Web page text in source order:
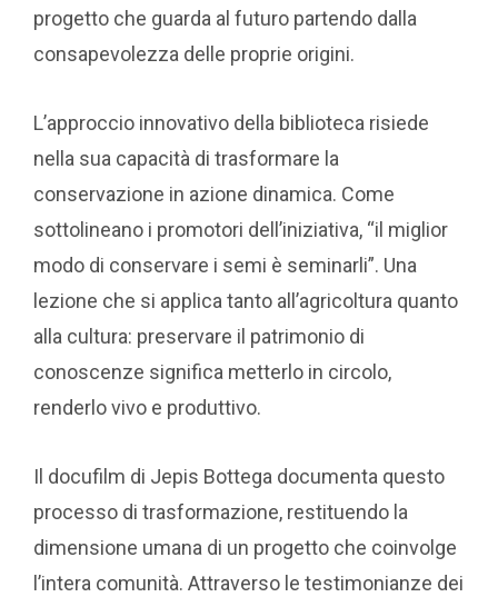
progetto che guarda al futuro partendo dalla
consapevolezza delle proprie origini.
L’approccio innovativo della biblioteca risiede
nella sua capacità di trasformare la
conservazione in azione dinamica. Come
sottolineano i promotori dell’iniziativa, “il miglior
modo di conservare i semi è seminarli”. Una
lezione che si applica tanto all’agricoltura quanto
alla cultura: preservare il patrimonio di
conoscenze significa metterlo in circolo,
renderlo vivo e produttivo.
Il docufilm di Jepis Bottega documenta questo
processo di trasformazione, restituendo la
dimensione umana di un progetto che coinvolge
l’intera comunità. Attraverso le testimonianze dei